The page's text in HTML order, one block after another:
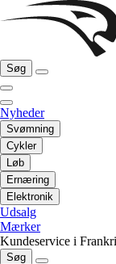
Søg
Nyheder
Svømning
Cykler
Løb
Ernæring
Elektronik
Udsalg
Mærker
Kundeservice i
Søg